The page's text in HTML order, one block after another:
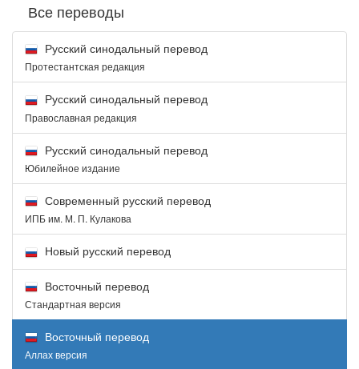
Все переводы
Русский синодальный перевод
Протестантская редакция
Русский синодальный перевод
Православная редакция
Русский синодальный перевод
Юбилейное издание
Современный русский перевод
ИПБ им. М. П. Кулакова
Новый русский перевод
Восточный перевод
Стандартная версия
Восточный перевод
Аллах версия